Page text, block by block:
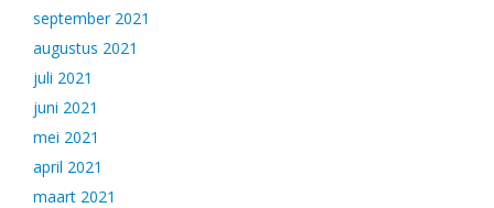
september 2021
augustus 2021
juli 2021
juni 2021
mei 2021
april 2021
maart 2021